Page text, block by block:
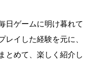
日ゲームに明け暮れて
レイした経験を元に、
とめて、楽しく紹介し